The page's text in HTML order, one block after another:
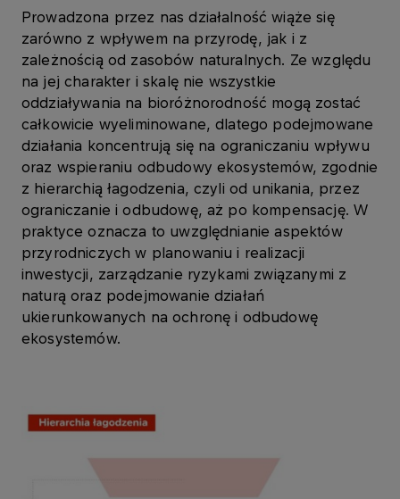
Prowadzona przez nas działalność wiąże się
zarówno z wpływem na przyrodę, jak i z
zależnością od zasobów naturalnych. Ze względu
na jej charakter i skalę nie wszystkie
oddziaływania na bioróżnorodność mogą zostać
całkowicie wyeliminowane, dlatego podejmowane
działania koncentrują się na ograniczaniu wpływu
oraz wspieraniu odbudowy ekosystemów, zgodnie
z hierarchią łagodzenia, czyli od unikania, przez
ograniczanie i odbudowę, aż po kompensację. W
praktyce oznacza to uwzględnianie aspektów
przyrodniczych w planowaniu i realizacji
inwestycji, zarządzanie ryzykami związanymi z
naturą oraz podejmowanie działań
ukierunkowanych na ochronę i odbudowę
ekosystemów.